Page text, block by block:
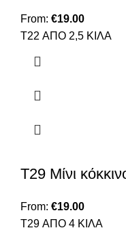
From: €19.00
T22 ΑΠΟ 2,5 ΚΙΛΑ
T29 Μίνι
From: €19.00
T29 ΑΠΟ 4 ΚΙΛΑ